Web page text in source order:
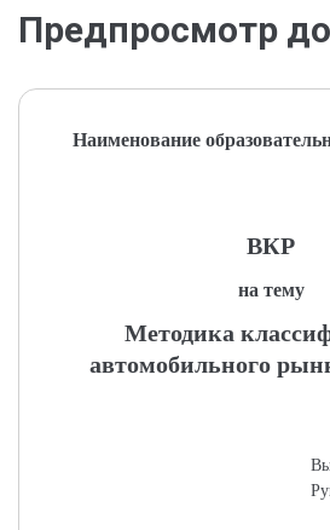
Предпросмотр
Наименование
ВКР
на тему
Методика
автомобильного